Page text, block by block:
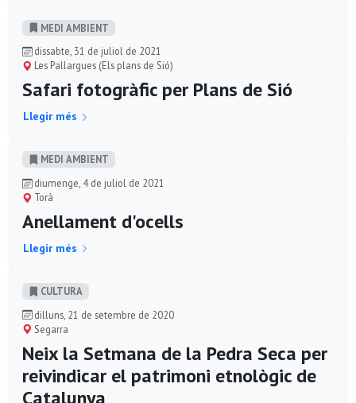
MEDI AMBIENT
dissabte, 31 de juliol de 2021
Les Pallargues (Els plans de Sió)
Safari fotogràfic per Plans de Sió
Llegir més
MEDI AMBIENT
diumenge, 4 de juliol de 2021
Torà
Anellament d'ocells
Llegir més
CULTURA
dilluns, 21 de setembre de 2020
Segarra
Neix la Setmana de la Pedra Seca per
reivindicar el patrimoni etnològic de
Catalunya